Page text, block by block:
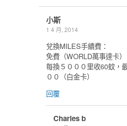
小斯
1 4 月, 2014
兌換MILES手續費：
免費（WORLD萬事達卡）
每換５０００里收60蚊，
００（白金卡）
回覆
Charles b